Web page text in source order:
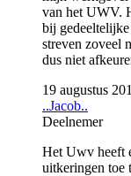
van het UWV.
bij
streven zoveel
dus niet
19 augustus
..Jacob..
Deelnemer
Het Uwv heeft
uitkeringen toe